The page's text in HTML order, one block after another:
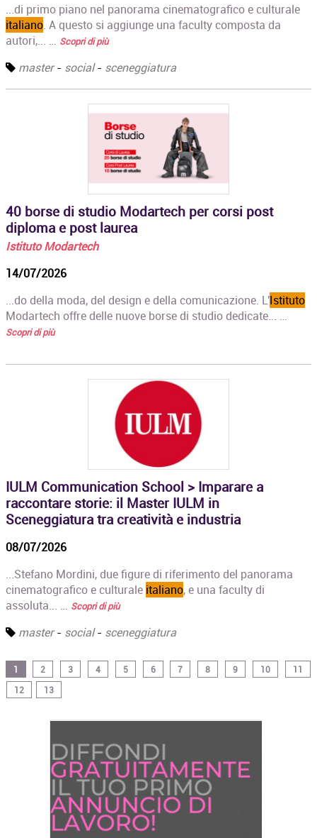
...di primo piano nel panorama cinematografico e culturale
italiano. A questo si aggiunge una faculty composta da
autori,... … Scopri di più
master- social- sceneggiatura
40 borse di studio Modartech per corsi post
diploma e post laurea
Istituto Modartech
14/07/2026
...do della moda, del design e della comunicazione. L'Istituto
Modartech offre delle nuove borse di studio dedicate... …
Scopri di più
IULM Communication School > Imparare a
raccontare storie: il Master IULM in
Sceneggiatura tra creatività e industria
08/07/2026
...Stefano Mordini, due figure di riferimento del panorama
cinematografico e culturale italiano, e una faculty di
assoluta... … Scopri di più
master- social- sceneggiatura
1 2 3 4 5 6 7 8 9 10
11
12
13